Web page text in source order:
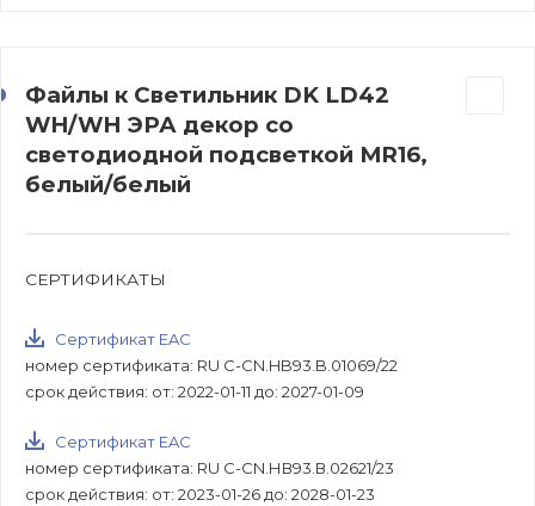
Файлы к Светильник DK LD42
WH/WH ЭРА декор cо
светодиодной подсветкой MR16,
белый/белый
СЕРТИФИКАТЫ
Сертификат EAC
номер сертификата: RU C-CN.HB93.B.01069/22
срок действия: от: 2022-01-11 до: 2027-01-09
Сертификат EAC
номер сертификата: RU C-CN.НВ93.В.02621/23
срок действия: от: 2023-01-26 до: 2028-01-23